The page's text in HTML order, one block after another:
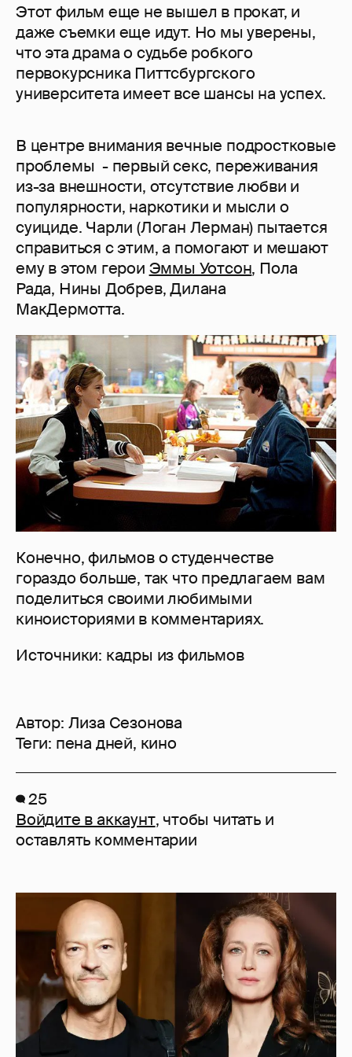
Этот фильм еще не вышел в прокат, и
даже съемки еще идут. Но мы уверены,
что эта драма о судьбе робкого
первокурсника Питтсбургского
университета имеет все шансы на успех.
В центре внимания вечные подростковые
проблемы - первый секс, переживания
из-за внешности, отсутствие любви и
популярности, наркотики и мысли о
суициде. Чарли (Логан Лерман) пытается
справиться с этим, а помогают и мешают
ему в этом герои Эммы Уотсон, Пола
Рада, Нины Добрев, Дилана
МакДермотта.
Конечно, фильмов о студенчестве
гораздо больше, так что предлагаем вам
поделиться своими любимыми
киноисториями в комментариях.
Источники: кадры из фильмов
Автор: Лиза Сезонова
Теги: пена дней, кино
25
Войдите в аккаунт, чтобы читать и
оставлять комментарии